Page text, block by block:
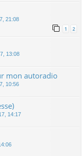
21:08
1 2
13:08
mon autoradio
10:56
14:17